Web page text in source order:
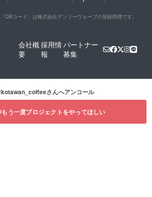
「QRコード」は株式会社デンソーウェーブの登録商標です。
会社概
要
採用情
報
パートナー
募集
kotawan_coffeeさんへアンコール
もう一度プロジェクトをやってほしい